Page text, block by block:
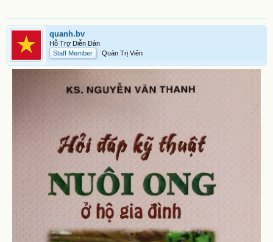
quanh.bv
Hỗ Trợ Diễn Đàn
Staff Member
Quản Trị Viên